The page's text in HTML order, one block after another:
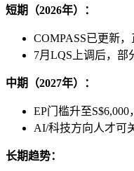
短期（2026年）：
COMPASS已更新
7月LQS上调后，部
中期（2027年）：
EP门槛升至
AI/科技方向人才可
长期趋势：